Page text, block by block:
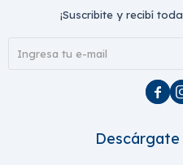
¡Suscribite y recibí
